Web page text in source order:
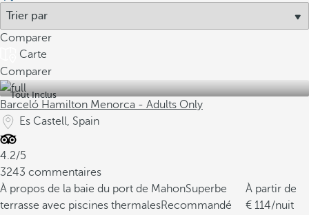
Comparer
Carte
Comparer
Tout Inclus
Barceló Hamilton Menorca - Adults Only
Es Castell, Spain
4.2/5
3243 commentaires
À propos de la baie du port de MahonSuperbe
terrasse avec piscines thermalesRecommandé
À partir de
114/nuit